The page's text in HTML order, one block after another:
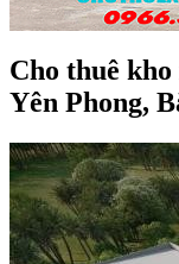
Cho thuê
Yên Phong,